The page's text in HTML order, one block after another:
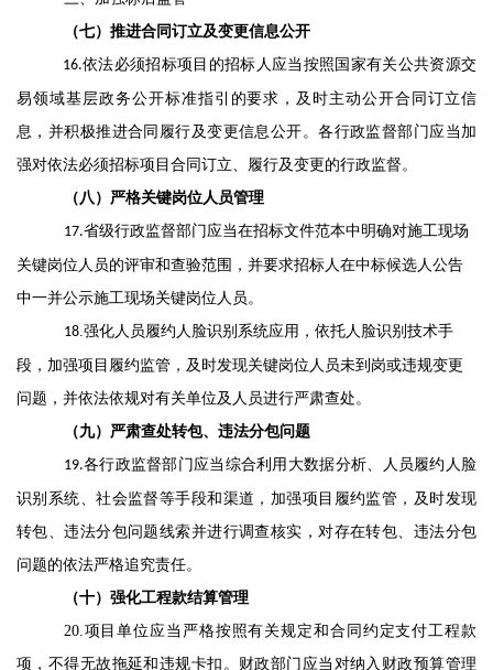
（七）推进合同订立及变更信息公开
16.依法必须招标项目的招标人应当按照 国家有关公共资源交
易领域基层政务公开标准指引的要求 ， 及时主动公开合同订立信
息，并积极推进合同履行及变更信息公开。各行政监督部门应当加
强对依法必须招标项目合同订立、履行及变更的行政监督。
（八）严格关键岗位人员管理
17.省级行政监督部门 应当在招标文件范本中明确对施工现场
关键岗位人员的评审和查验范围 ， 并要求招标人在中标候选人公告
中一并公示施工现场关键岗位人员。
18.强化人员履约人脸识别系统应用 ， 依托人脸识别技术手
段，加强项目履约监管 ， 及时发现关键岗位人员未到岗或违规变更
问题， 并依法依规对有关单位及人员进行严肃查处。
（九）严肃查处转包、违法分包问题
19.各行政监督部门应当综合利用大数据分析、人员履约人脸
识别系统、社会监督等手段和渠道 ， 加强项目履约监管，及时发现
转包、违法分包问题线索并进行调查核实 ，对存在转包、违法分包
问题的依法严格追究责任。
（十）强化工程款结算管理
20.项目单位应当 严格按照有关规定和合同约定支付工程款
项 ， 不得无故拖延和违规卡扣。财政部门 应当 对纳入财政预算管理